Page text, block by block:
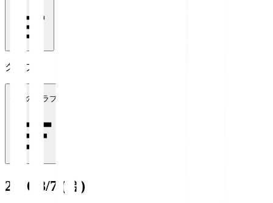
クラブ
全てのクラブ
2026/8/7 (金)